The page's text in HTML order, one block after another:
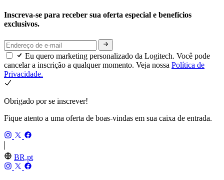
Inscreva-se para receber sua oferta especial e benefícios
exclusivos.
Eu quero marketing personalizado da Logitech. Você pode
cancelar a inscrição a qualquer momento. Veja nossa Política de
Privacidade.
Obrigado por se inscrever!
Fique atento a uma oferta de boas-vindas em sua caixa de entrada.
BR,pt